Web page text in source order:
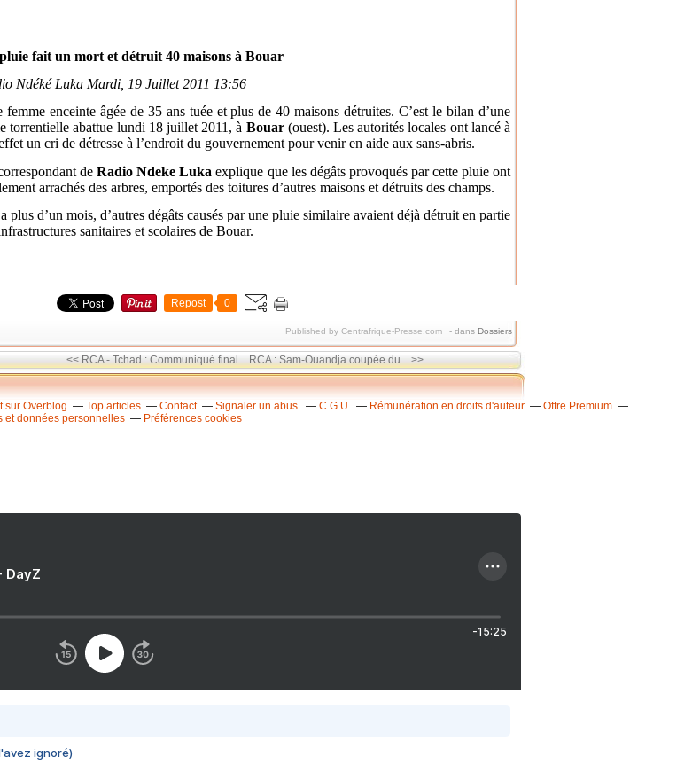
fait un mort et détruit 40 maisons à Bouar
Ndéké Luka Mardi, 19 Juillet 2011 13:56
femme enceinte âgée de 35 ans tuée et plus de 40 maisons détruites. C’est le bilan d’une
torrentielle abattue lundi 18 juillet 2011, à Bouar(ouest). Les autorités locales ont lancé à
un cri de détresse à l’endroit du gouvernement pour venir en aide aux sans-abris.
deRadio Ndeke Luka explique que les dégâts provoqués par cette pluie ont
arrachés des arbres, emportés des toitures d’autres maisons et détruits des champs.
plus d’un mois, d’autres dégâts causés par une pluie similaire avaient déjà détruit en partie
sanitaires et scolaires de Bouar.
Repost 0
Published by Centrafrique-Presse.com - dans Dossiers
<< RCA - Tchad : Communiqué final... RCA : Sam-Ouandja coupée du... >>
sur Overblog Top articles Contact Signaler un abus C.G.U. Rémunération en droits d'auteur
Offre Premium
et données personnelles
Préférences cookies
DayZ
-15:25
ignoré)